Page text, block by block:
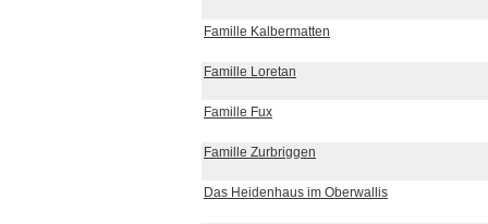
Famille Kalbermatten
Famille Loretan
Famille Fux
Famille Zurbriggen
Das Heidenhaus im Oberwallis